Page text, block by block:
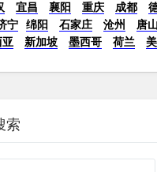
宜昌 襄阳 重庆 成都
宁 绵阳 石家庄 沧州 唐山
新加坡 墨西哥 荷兰
索